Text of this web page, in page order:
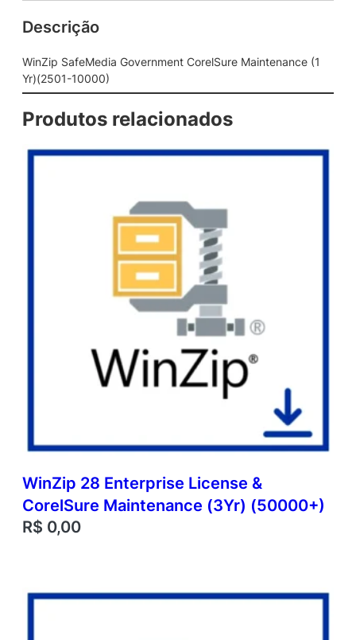
Descrição
WinZip SafeMedia Government CorelSure Maintenance (1
Yr)(2501-10000)
Produtos relacionados
WinZip 28 Enterprise License &
CorelSure Maintenance (3Yr) (50000+)
R$ 0,00